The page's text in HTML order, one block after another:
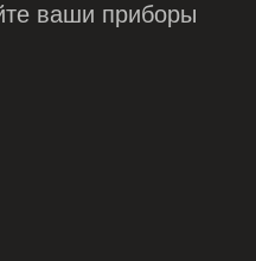
ваши приборы